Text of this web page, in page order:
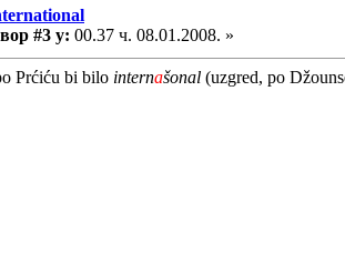
#3 у: 00.37 ч. 08.01.2008. »
Prćiću bi bilo internašonal (uzgred, po